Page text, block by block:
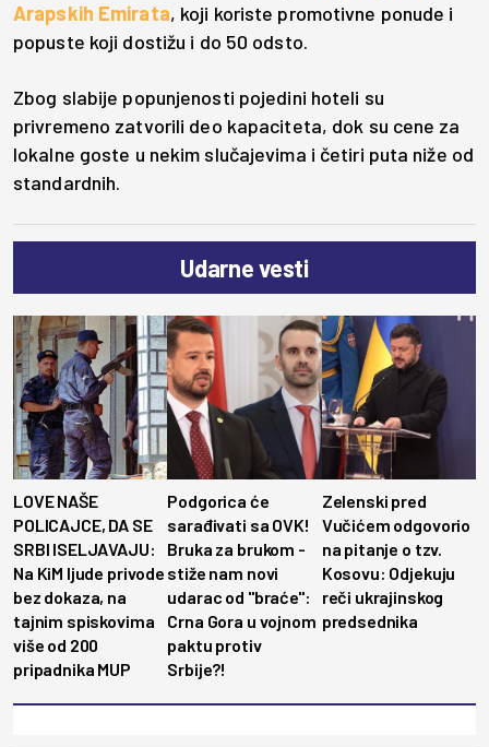
Arapskih Emirata, koji koriste promotivne ponude i
popuste koji dostižu i do 50 odsto.
Zbog slabije popunjenosti pojedini hoteli su
privremeno zatvorili deo kapaciteta, dok su cene za
lokalne goste u nekim slučajevima i četiri puta niže od
standardnih.
Udarne vesti
LOVE NAŠE
POLICAJCE, DA SE
SRBI ISELJAVAJU:
Na KiM ljude privode
bez dokaza, na
tajnim spiskovima
više od 200
pripadnika MUP
Podgorica će
sarađivati sa OVK!
Bruka za brukom -
stiže nam novi
udarac od "braće":
Crna Gora u vojnom
paktu protiv
Srbije?!
Zelenski pred
Vučićem odgovorio
na pitanje o tzv.
Kosovu: Odjekuju
reči ukrajinskog
predsednika